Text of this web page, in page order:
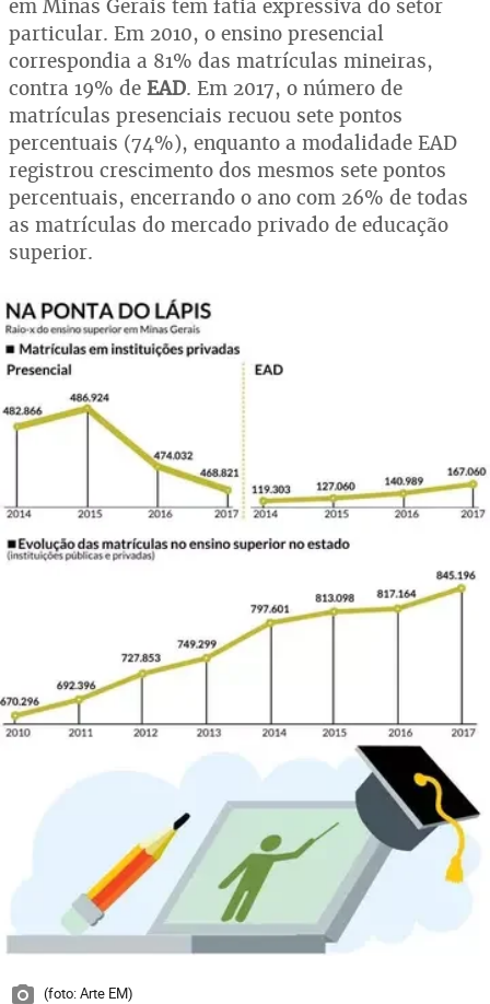
em Minas Gerais tem fatia expressiva do setor
particular. Em 2010, o ensino presencial
correspondia a 81% das matrículas mineiras,
contra 19% de EAD. Em 2017, o número de
matrículas presenciais recuou sete pontos
percentuais (74%), enquanto a modalidade EAD
registrou crescimento dos mesmos sete pontos
percentuais, encerrando o ano com 26% de todas
as matrículas do mercado privado de educação
superior.
(foto: Arte EM)